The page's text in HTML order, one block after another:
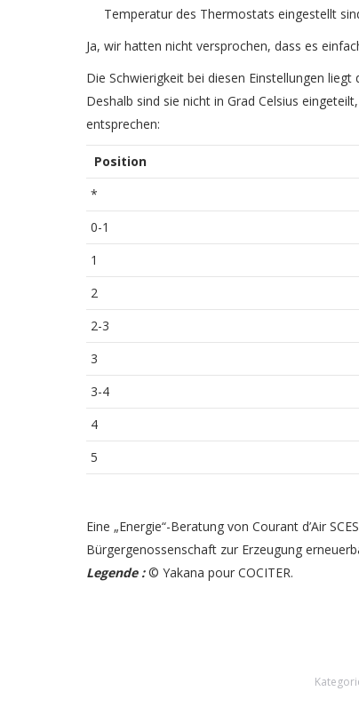
Temperatur des Thermostats eingestellt
Ja, wir hatten nicht versprochen, dass es
Die Schwierigkeit bei diesen Einstellungen
Deshalb sind sie nicht in Grad Celsius
entsprechen:
Position
*
0-1
1
2
2-3
3
3-4
4
5
Eine „Energie“-Beratung von Courant d’Air
Bürgergenossenschaft zur Erzeugung
Legende :© Yakana pour COCITER.